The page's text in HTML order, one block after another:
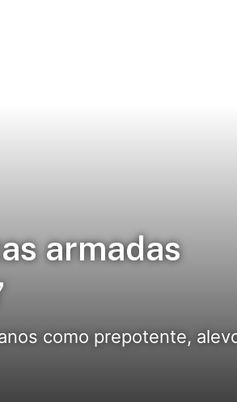
armadas
como prepotente,